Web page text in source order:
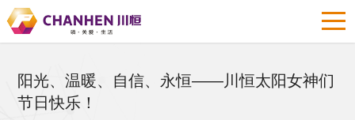
阳光、温暖、自信、永恒——川恒太阳女神们
节日快乐！